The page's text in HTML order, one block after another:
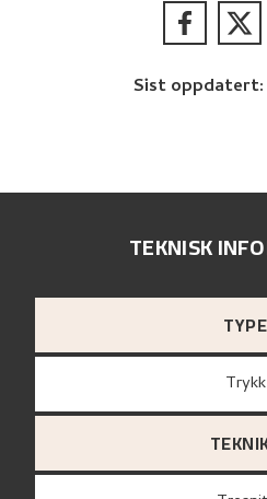
Sist oppdatert:
TEKNISK
TYPE
Trykk